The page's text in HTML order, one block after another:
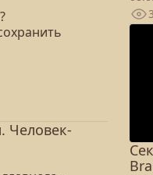
Человек-